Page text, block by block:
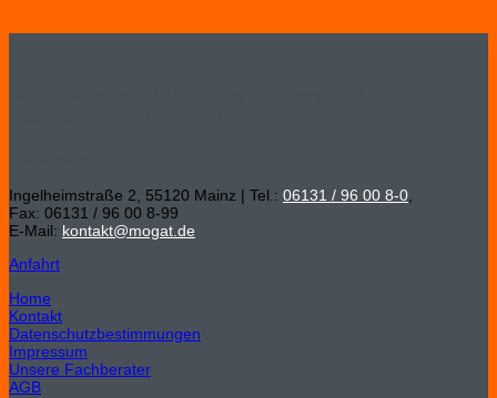
Ingelheimstraße 2, 55120 Mainz | Tel.: 06131 / 96 00 8-0
Fax: 06131 / 96 00 8-99
E-Mail: kontakt@mogat.de
Anfahrt
Home
Kontakt
Datenschutzbestimmungen
Impressum
Unsere Fachberater
AGB